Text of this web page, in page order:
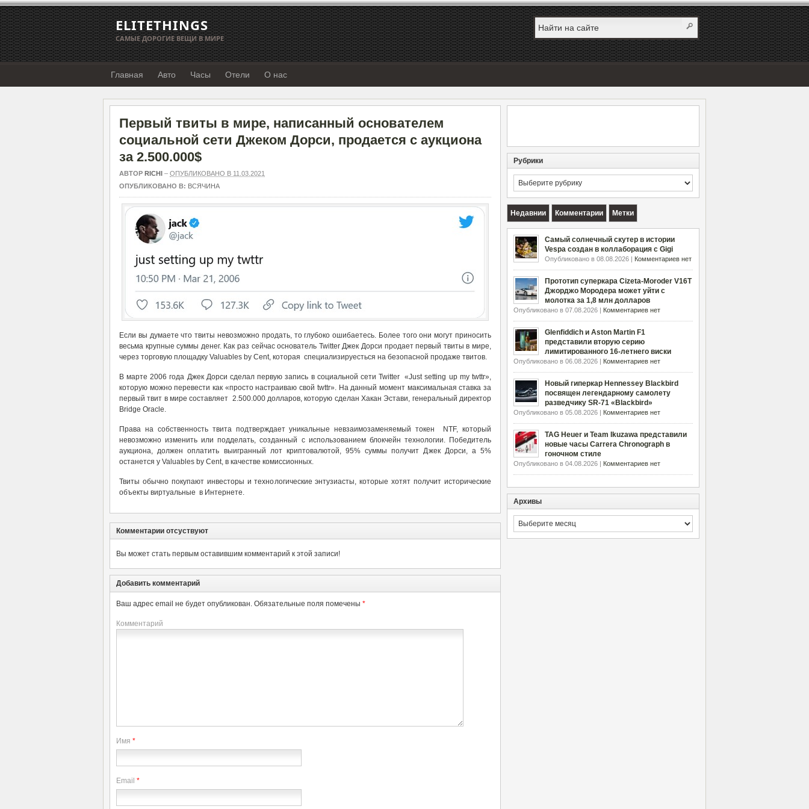
ELITETHINGS
САМЫЕ ДОРОГИЕ ВЕЩИ В МИРЕ
Главная Авто Часы Отели О нас
Первый твиты в мире, написанный основателем
социальной сети Джеком Дорси, продается с аукциона
за 2.500.000$
АВТОР RICHI – ОПУБЛИКОВАНО В 11.03.2021
ОПУБЛИКОВАНО В: ВСЯЧИНА
Если вы думаете что твиты невозможно продать, то глубоко ошибаетесь. Более того они могут приносить
весьма крупные суммы денег. Как раз сейчас основатель Twitter Джек Дорси продает первый твиты в мире,
через торговую площадку Valuables by Cent, которая специализируесться на безопасной продаже твитов.
В марте 2006 года Джек Дорси сделал первую запись в социальной сети Twitter «Just setting up my twttr»,
которую можно перевести как «просто настраиваю свой twttr». На данный момент максимальная ставка за
первый твит в мире составляет 2.500.000 долларов, которую сделан Хакан Эстави, генеральный директор
Bridge Oracle.
Права на собственность твита подтверждает уникальные невзаимозаменяемый токен NTF, который
невозможно изменить или подделать, созданный с использованием блокчейн технологии. Победитель
аукциона, должен оплатить выигранный лот криптовалютой, 95% суммы получит Джек Дорси, а 5%
останется у Valuables by Cent, в качестве комиссионных.
Твиты обычно покупают инвесторы и технологические энтузиасты, которые хотят получит исторические
объекты виртуальные в Интернете.
Комментарии отсуствуют
Вы может стать первым оставившим комментарий к этой записи!
Добавить комментарий
Ваш адрес email не будет опубликован. Обязательные поля помечены *
Комментарий
Имя *
Email *
Рубрики
Рубрики
Недавнии Комментарии Метки
Самый солнечный скутер в истории
Vespa создан в коллаборация с Gigi
Опубликовано в 08.08.2026 | Комментариев нет
Прототип суперкара Cizeta-Moroder V16T
Джорджо Мородера может уйти с
молотка за 1,8 млн долларов
Опубликовано в 07.08.2026 | Комментариев нет
Glenfiddich и Aston Martin F1
представили вторую серию
лимитированного 16-летнего виски
Опубликовано в 06.08.2026 | Комментариев нет
Новый гиперкар Hennessey Blackbird
посвящен легендарному самолету
разведчику SR-71 «Blackbird»
Опубликовано в 05.08.2026 | Комментариев нет
TAG Heuer и Team Ikuzawa представили
новые часы Carrera Chronograph в
гоночном стиле
Опубликовано в 04.08.2026 | Комментариев нет
Архивы
Архивы